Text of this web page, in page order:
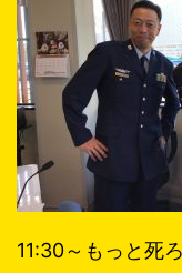
11:30～もっと死